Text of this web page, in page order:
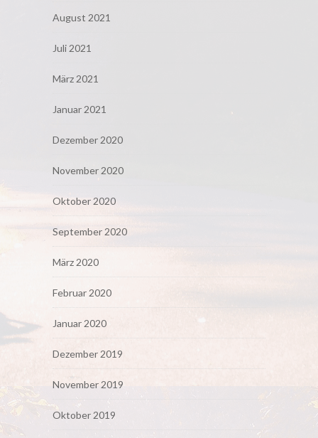
August 2021
Juli 2021
März 2021
Januar 2021
Dezember 2020
November 2020
Oktober 2020
September 2020
März 2020
Februar 2020
Januar 2020
Dezember 2019
November 2019
Oktober 2019